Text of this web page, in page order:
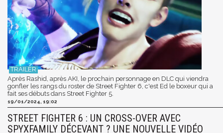
Après Rashid, après AKI, le prochain personnage en DLC qui viendra
gonfler les rangs du roster de Street Fighter 6, c'est Ed le boxeur qui a
fait ses débuts dans Street Fighter 5.
19/01/2024, 19:02
STREET FIGHTER 6 : UN CROSS-OVER AVEC
SPYXFAMILY DÉCEVANT ? UNE NOUVELLE VIDÉO